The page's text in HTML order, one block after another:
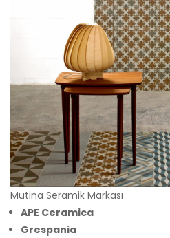
Mutina Seramik Markası
APE Ceramica
Grespania